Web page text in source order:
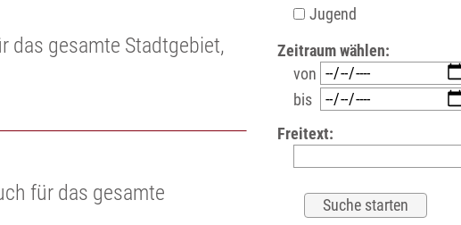
Jugend
Zeitraum wählen:
von
bis
Freitext:
das gesamte Stadtgebiet,
für das gesamte